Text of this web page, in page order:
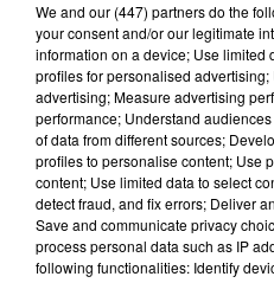
Lecture (1 min 14
We and our (447) partnersdo the
your consent and/or our legitimate
information on a device; Use limited
profiles for personalised
advertising; Measure advertising
performance; Understand
of data from different sources;
profiles to personalise content; Use
content; Use limited data to select
detect fraud, and fix errors; Deliver
Save and communicate privacy
process personal data such as IP
following functionalities: Identify